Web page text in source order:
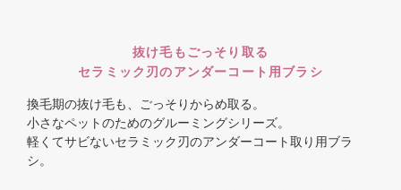
抜け毛もごっそり取る
セラミック刃のアンダーコート用ブラシ
換毛期の抜け毛も、ごっそりからめ取る。
小さなペットのためのグルーミングシリーズ。
軽くてサビないセラミック刃のアンダーコート取り用ブラ
シ。